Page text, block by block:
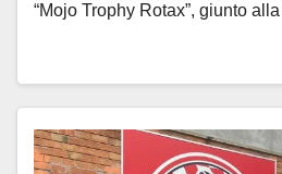
“Mojo Trophy Rotax”, giunto